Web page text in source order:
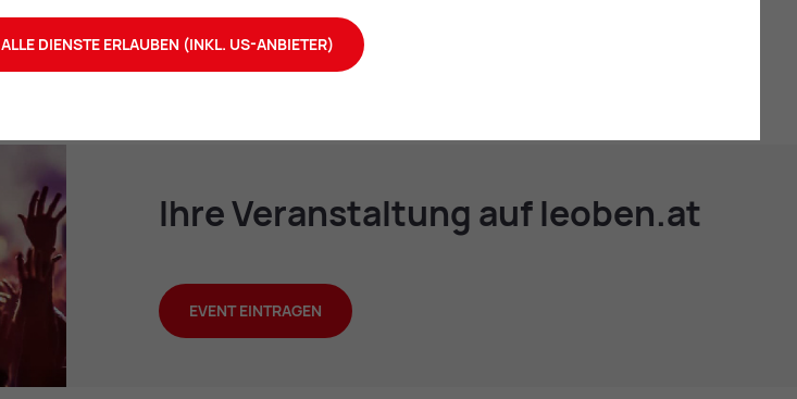
Ihre Ver­an­stal­tung auf leo­ben.at
EVENT EINTRAGEN
ALLE DIENSTE ERLAUBEN (INKL. US-ANBIETER)